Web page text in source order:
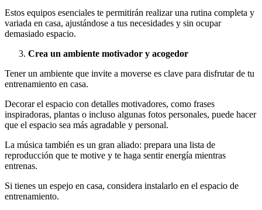
Estos equipos esenciales te permitirán realizar una rutina completa y
variada en casa, ajustándose a tus necesidades y sin ocupar
demasiado espacio.
Crea un ambiente motivador y acogedor
Tener un ambiente que invite a moverse es clave para disfrutar de tu
entrenamiento en casa.
Decorar el espacio con detalles motivadores, como frases
inspiradoras, plantas o incluso algunas fotos personales, puede hacer
que el espacio sea más agradable y personal.
La música también es un gran aliado: prepara una lista de
reproducción que te motive y te haga sentir energía mientras
entrenas.
Si tienes un espejo en casa, considera instalarlo en el espacio de
entrenamiento.